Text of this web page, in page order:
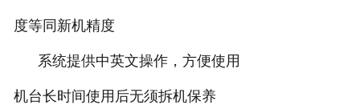
度等同新机精度
系统提供中英文操作，方便使用
机台长时间使用后无须拆机保养